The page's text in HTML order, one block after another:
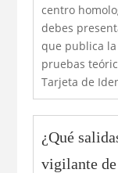
centro
debes
que publica
pruebas
Tarjeta de
¿Qué
vigilante